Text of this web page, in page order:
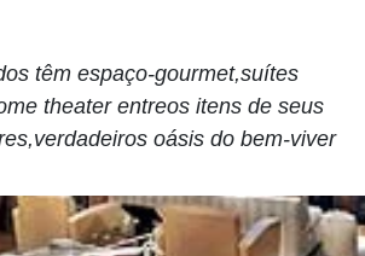
têm espaço-gourmet,suítes
theater entreos itens de seus
oásis do bem-viver